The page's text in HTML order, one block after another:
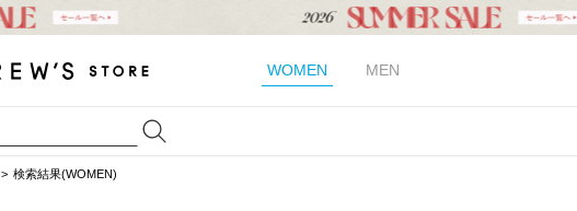
WOMEN MEN
検索結果(WOMEN)